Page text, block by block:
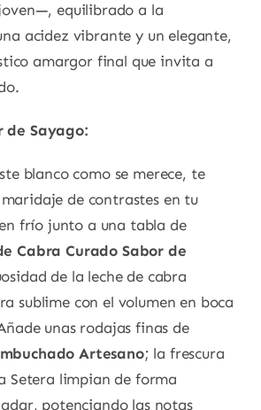
equilibrado a la
acidez vibrante y un elegante,
amargor final que invita a
de Sayago:
blanco como se merece, te
de contrastes en tu
frío junto a una tabla de
Cabra Curado Sabor de
de la leche de cabra
sublime con el volumen en boca
unas rodajas finas de
Artesano; la frescura
Setera limpian de forma
potenciando las notas